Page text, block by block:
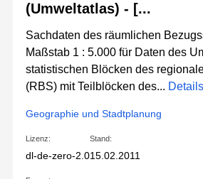
(Umweltatlas) - [...
Sachdaten des räumlichen
Maßstab 1 : 5.000 für Daten des
statistischen Blöcken des
(RBS) mit Teilblöcken des... Details
Geographie und Stadtplanung
Lizenz:
dl-de-zero-2.0
Stand:
15.02.2011